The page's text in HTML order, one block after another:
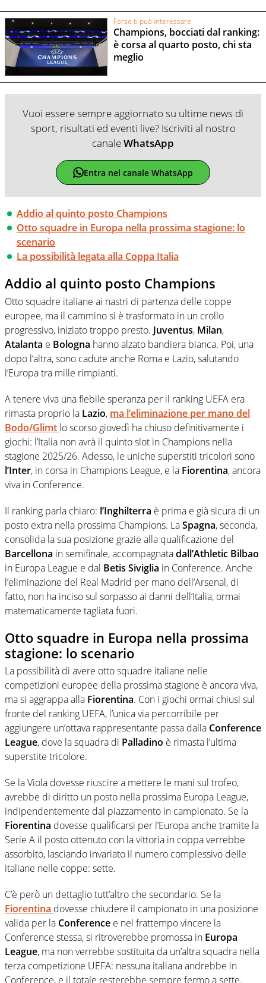
Forse ti può interessare
Champions, bocciati dal ranking:
è corsa al quarto posto, chi sta
meglio
Vuoi essere sempre aggiornato su ultime news di
sport, risultati ed eventi live? Iscriviti al nostro
canaleWhatsApp
Entra nel canale WhatsApp
Addio al quinto posto Champions
Otto squadre in Europa nella prossima stagione: lo
scenario
La possibilità legata alla Coppa Italia
Addio al quinto posto Champions
Otto squadre italiane ai nastri di partenza delle coppe
europee, ma il cammino si è trasformato in un crollo
progressivo, iniziato troppo presto. Juventus, Milan,
Atalanta e Bologna hanno alzato bandiera bianca. Poi, una
dopo l’altra, sono cadute anche Roma e Lazio, salutando
l’Europa tra mille rimpianti.
A tenere viva una flebile speranza per il ranking UEFA era
rimasta proprio la Lazio, ma l’eliminazione per mano del
Bodo/Glimt lo scorso giovedì ha chiuso definitivamente i
giochi: l’Italia non avrà il quinto slot in Champions nella
stagione 2025/26. Adesso, le uniche superstiti tricolori sono
l’Inter, in corsa in Champions League, e la Fiorentina, ancora
viva in Conference.
Il ranking parla chiaro: l’Inghilterra è prima e già sicura di un
posto extra nella prossima Champions. LaSpagna, seconda,
consolida la sua posizione grazie alla qualificazione del
Barcellona in semifinale, accompagnatadall’Athletic Bilbao
in Europa League e dal Betis Siviglia in Conference. Anche
l’eliminazione del Real Madrid per mano dell’Arsenal, di
fatto, non ha inciso sul sorpasso ai danni dell’Italia, ormai
matematicamente tagliata fuori.
Otto squadre in Europa nella prossima
stagione: lo scenario
La possibilità di avere otto squadre italiane nelle
competizioni europee della prossima stagione è ancora viva,
ma si aggrappa alla Fiorentina. Con i giochi ormai chiusi sul
fronte del ranking UEFA, l’unica via percorribile per
aggiungere un’ottava rappresentante passa dalla Conference
League, dove la squadra di Palladino è rimasta l’ultima
superstite tricolore.
Se la Viola dovesse riuscire a mettere le mani sul trofeo,
avrebbe di diritto un posto nella prossima Europa League,
indipendentemente dal piazzamento in campionato. Se la
Fiorentina dovesse qualificarsi per l’Europa anche tramite la
Serie A il posto ottenuto con la vittoria in coppa verrebbe
assorbito, lasciando invariato il numero complessivo delle
italiane nelle coppe: sette.
C’è però un dettaglio tutt’altro che secondario. Se la
Fiorentina dovesse chiudere il campionato in una posizione
valida per la Conference e nel frattempo vincere la
Conference stessa, si ritroverebbe promossa in Europa
League, ma non verrebbe sostituita da un’altra squadra nella
terza competizione UEFA: nessuna italiana andrebbe in
Conference, e il totale resterebbe sempre fermo a sette.